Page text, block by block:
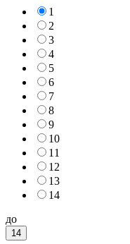
1
2
3
4
5
6
7
8
9
10
11
12
13
14
до
14